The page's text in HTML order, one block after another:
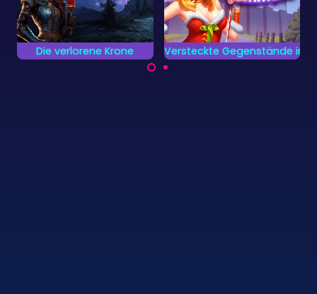
Versteckte Gegenstände im ZirkusWeihnachtsgeheimnisse
Weihnachten